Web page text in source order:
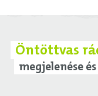
Öntöttvas
megjelenése